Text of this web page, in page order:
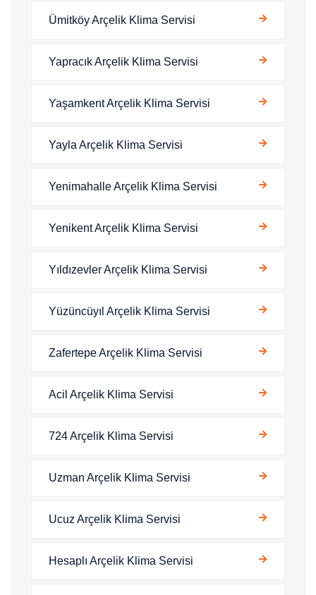
Ümitköy Arçelik Klima Servisi
Yapracık Arçelik Klima Servisi
Yaşamkent Arçelik Klima Servisi
Yayla Arçelik Klima Servisi
Yenimahalle Arçelik Klima Servisi
Yenikent Arçelik Klima Servisi
Yıldızevler Arçelik Klima Servisi
Yüzüncüyıl Arçelik Klima Servisi
Zafertepe Arçelik Klima Servisi
Acil Arçelik Klima Servisi
724 Arçelik Klima Servisi
Uzman Arçelik Klima Servisi
Ucuz Arçelik Klima Servisi
Hesaplı Arçelik Klima Servisi